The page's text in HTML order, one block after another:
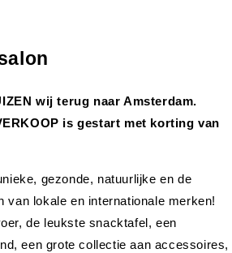
wij terug naar Amsterdam.
is gestart met korting van
gezonde, natuurlijke en de
van lokale en internationale merken!
de leukste snacktafel, een
een grote collectie aan accessoires,